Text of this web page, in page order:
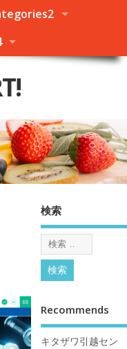
検索
Recommends
キタザワ引越セン